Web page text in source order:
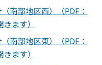
南部地区西）（PDF：
ます）
南部地区東）（PDF：
ます）